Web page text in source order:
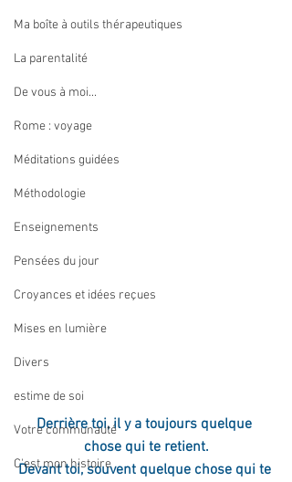
Ma boîte à outils thérapeutiques
La parentalité
De vous à moi...
Rome : voyage
Méditations guidées
Méthodologie
Enseignements
Pensées du jour
Croyances et idées reçues
Mises en lumière
Divers
estime de soi
Votre communauté
C'est mon histoire
Derrière toi, il y a toujours quelque
chose qui te retient.
Devant toi, souvent quelque chose qui te